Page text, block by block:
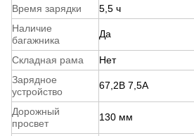
Время зарядки
5,5 ч
Наличие
багажника
Да
Складная рама
Нет
Зарядное
устройство
67,2B 7,5А
Дорожный
просвет
130 мм